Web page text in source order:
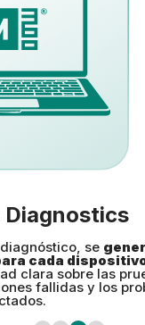
se
cada
clara sobre las
fallidas y los